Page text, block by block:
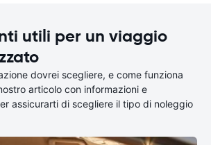
utili per un viaggio
dovrei scegliere, e come funziona
articolo con informazioni e
assicurarti di scegliere il tipo di noleggio